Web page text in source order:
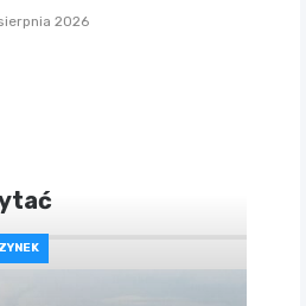
2026